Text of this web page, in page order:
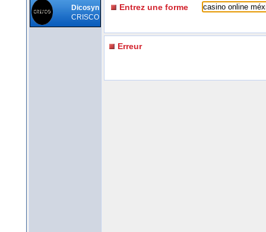
Dicosyn
CRISCO
Entrez une forme
Erreur